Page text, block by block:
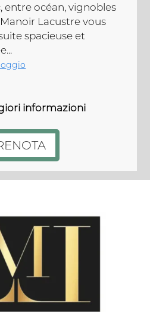
océan, vignobles
Lacustre vous
spacieuse et
informazioni